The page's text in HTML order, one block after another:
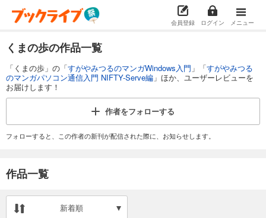
会員登録 ログイン メニュー
くまの歩の作品一覧
「くまの歩」の「すがやみつるのマンガWindows入門 」「すがやみつる
のマンガパソコン通信入門 NIFTY-Serve編 」ほか、ユーザーレビューを
お届けします！
作者をフォローする
フォローすると、この作者の新刊が配信された際に、お知らせします。
作品一覧
新着順